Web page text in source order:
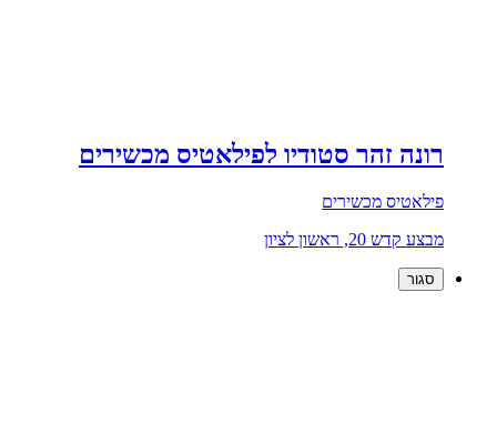
רונה זהר סטודיו לפילאטיס מכשירים
פילאטיס מכשירים
מבצע קדש 20, ראשון לציון
סגור